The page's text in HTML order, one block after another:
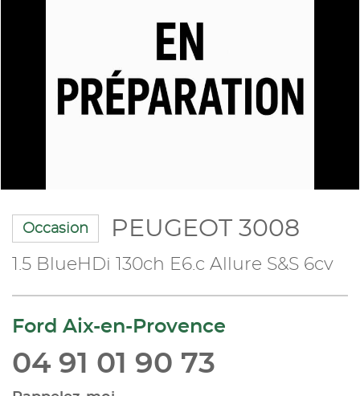
Occasion PEUGEOT 3008
1.5 BlueHDi 130ch E6.c Allure S&S 6cv
Ford Aix-en-Provence
04 91 01 90 73